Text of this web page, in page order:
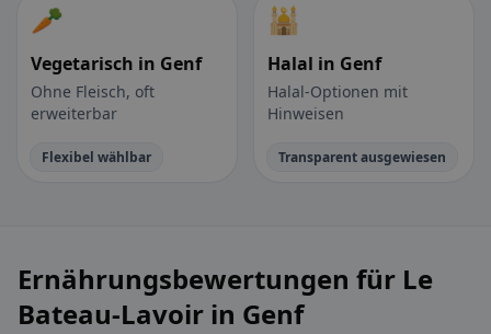
🥕
Vegetarisch in Genf
Ohne Fleisch, oft
erweiterbar
Flexibel wählbar
🕌
Halal in Genf
Halal-Optionen mit
Hinweisen
Transparent ausgewiesen
Ernährungsbewertungen für Le
Bateau-Lavoir in Genf